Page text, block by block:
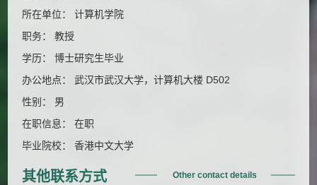
所在单位： 计算机学院
职务： 教授
学历： 博士研究生毕业
办公地点： 武汉市武汉大学，计算机大楼 D502
性别： 男
在职信息： 在职
毕业院校： 香港中文大学
其他联系方式 Other contact details